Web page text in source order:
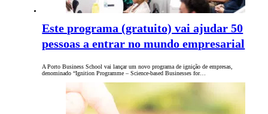
Este programa (gratuito) vai ajudar 50
pessoas a entrar no mundo empresarial
A Porto Business School vai lançar um novo programa de ignição de empresas,
denominado “Ignition Programme – Science-based Businesses for…